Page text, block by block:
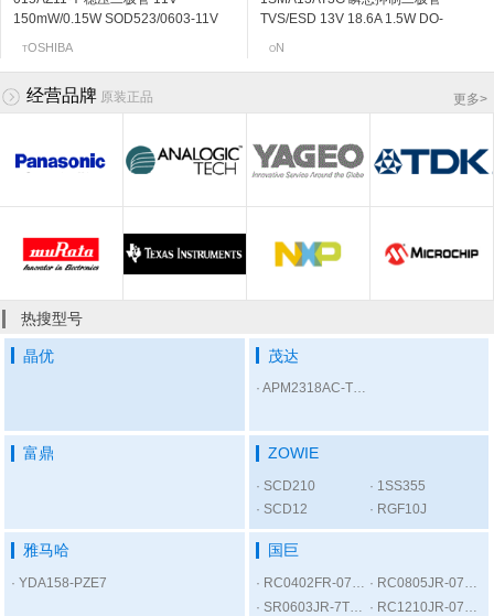
150mW/0.15W SOD523/0603-11V
TOSHIBA
TVS/ESD 13V 18.6A 1.5W DO-
ON
180 SOT-343 marking/标记 R3s 高性
INFINEON
6Ghz 120~240 SOT-523/SSM
TOSHIBA
500mW/0.5W SOD80/LL34-8.7V
VISHAY
200mW/0.2W SOD323/0805-9.1V
VISHAY
6~14mA SOT-23 marking/标记 YG
TOSHIBA
0.06~0.11mA SOT-523 marking/标记
NEC
更多>
经营品牌 原装正品
热搜型号
晶优 茂达
APM2318AC-TRL
富鼎 ZOWIE
SCD210
1SS355
SCD12
RGF10J
雅马哈
YDA158-PZE7
国巨
RC0402FR-07300RL
RC0805JR-075K6L
SR0603JR-7T1KL
RC1210JR-0756RL